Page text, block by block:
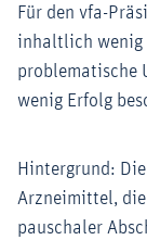
Für den vfa-
inhaltlich wenig
problematische
wenig Erfolg
Hintergrund:
Arzneimittel,
pauschaler